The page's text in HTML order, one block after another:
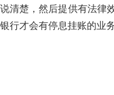
清楚，然后提供有法律
行才会有停息挂账的业